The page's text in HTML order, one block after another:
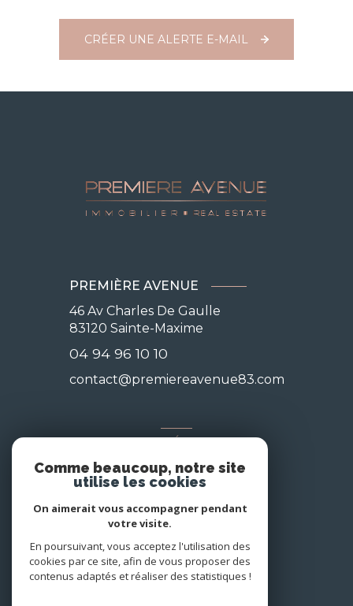
CRÉER UNE ALERTE E-MAIL
PREMIÈRE AVENUE
46 Av Charles De Gaulle
83120 Sainte-Maxime
04 94 96 10 10
contact@premiereavenue83.com
NOS RÉSEAUX
Nous suivre
Comme beaucoup, notre site
utilise les cookies
On aimerait vous accompagner pendant
votre visite.
En poursuivant, vous acceptez l'utilisation des
cookies par ce site, afin de vous proposer des
contenus adaptés et réaliser des statistiques !